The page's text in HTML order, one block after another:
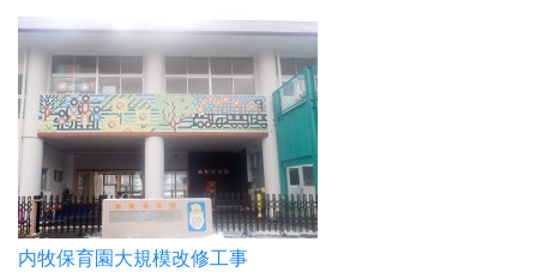
内牧保育園大規模改修工事